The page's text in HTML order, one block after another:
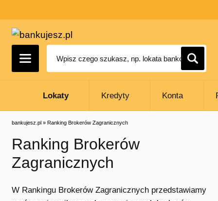
Lokaty Kredyty Konta
bankujesz.pl » Ranking Brokerów Zagranicznych
Ranking Brokerów
Zagranicznych
W Rankingu Brokerów Zagranicznych przedstawiamy